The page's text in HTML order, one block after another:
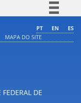
Comunica BR
PT EN
ES
MAPA DO SITE
DE